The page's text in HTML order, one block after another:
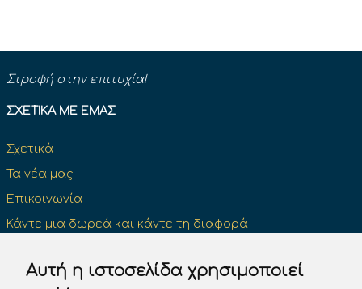
Αυτή η ιστοσελίδα χρησιμοποιεί
Στροφή στην επιτυχία!
ΣΧΕΤΙΚΆ ΜΕ ΕΜΆΣ
Σχετικά
Τα νέα μας
Επικοινωνία
Κάντε μια δωρεά και κάντε τη διαφορά